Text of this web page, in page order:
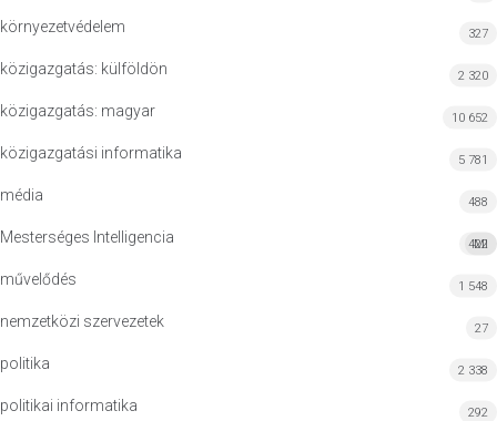
környezetvédelem 327
közigazgatás: külföldön 2 320
közigazgatás: magyar 10 652
közigazgatási informatika 5 781
média 488
Mesterséges Intelligencia MI
422
művelődés 1 548
nemzetközi szervezetek 27
politika 2 338
politikai informatika 292